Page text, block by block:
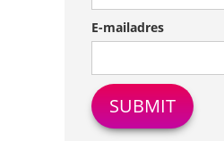
E-mailadres